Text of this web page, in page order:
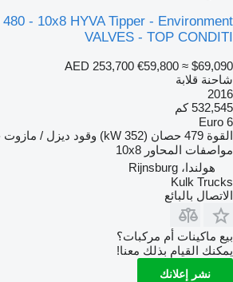
- 10x8 HYVA Tipper - Environment
VALVES - TOP CONDITI
AED 253,700 €59,800 ≈ $69,090
شاحنة قلابة
2016
532,545 كم
Euro 6
القوة 479 حصان (352 kW) وقود ديزل / مازوت
مواصفات المحاور 10x8
هولندا، Rijnsburg
Kulk Trucks
الاتصال بالبائع
بيع ماكينات أم مركبات؟
يمكنك القيام بذلك معنا!
نشر إعلانك